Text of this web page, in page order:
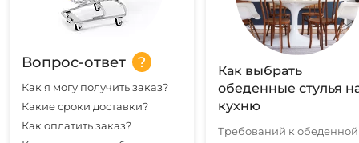
Вопрос-ответ
Как я могу получить заказ?
Какие сроки доставки?
Как оплатить заказ?
Как выбрать
обеденные стулья
кухню
Требований к обеденной